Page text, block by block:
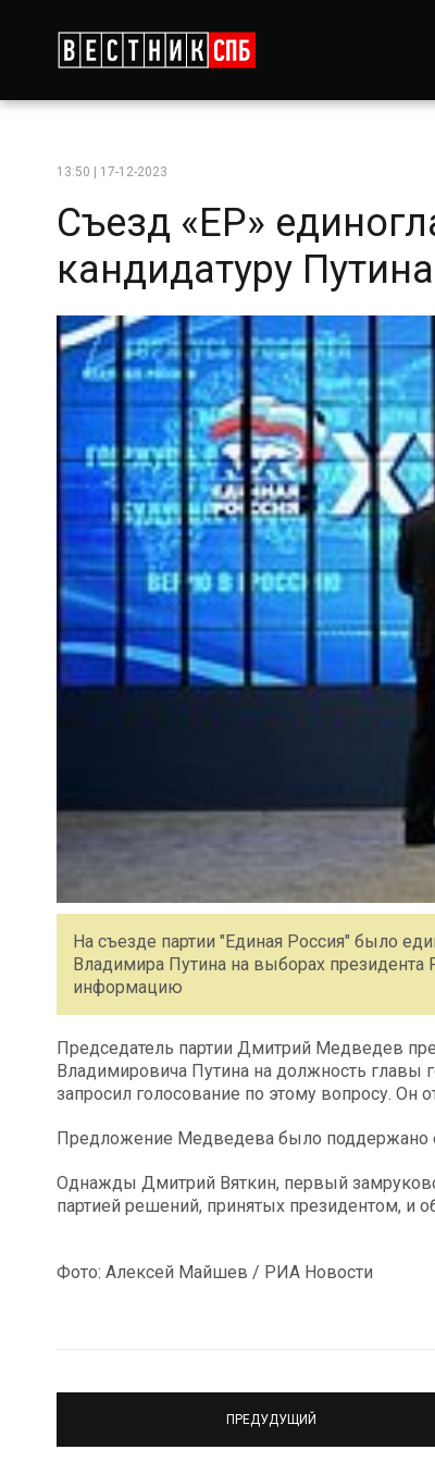
13:50 | 17-12-2023
Съезд «ЕР»
кандидатуру
На съезде партии "Единая Россия" было
Владимира Путина на выборах
информацию
Председатель партии Дмитрий Медведев
Владимировича Путина на должность главы
запросил голосование по этому вопросу. Он
Предложение Медведева было поддержано
Однажды Дмитрий Вяткин, первый
партией решений, принятых президентом, и
Фото: Алексей Майшев / РИА Новости
ПРЕДУДУЩИЙ